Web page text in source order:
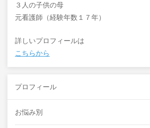
３人の子供の母
元看護師（経験年数１７年）
詳しいプロフィールは
こちらから
プロフィール
お悩み別